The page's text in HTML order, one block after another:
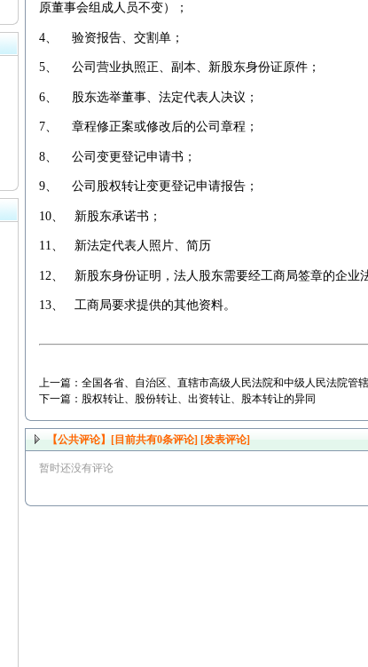
原董事会组成人员不变）；
4、 验资报告、交割单；
5、 公司营业执照正、副本、新股东身份证原件；
6、 股东选举董事、法定代表人决议；
7、 章程修正案或修改后的公司章程；
8、 公司变更登记申请书；
9、 公司股权转让变更登记申请报告；
10、 新股东承诺书；
11、 新法定代表人照片、简历
12、 新股东身份证明，法人股东需要经工商局签章的企业
13、 工商局要求提供的其他资料。
上一篇： 全国各省、自治区、直辖市高级人民法院和中级人民法院管
下一篇： 股权转让、股份转让、出资转让、股本转让的异同
【公共评论】[目前共有0条评论] [发表评论]
暂时还没有评论